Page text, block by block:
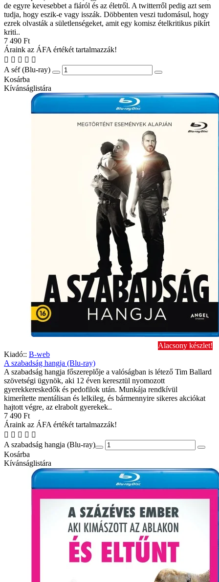
de egyre kevesebbet a fiáról és az életről. A twitterről pedig azt sem
tudja, hogy eszik-e vagy isszák. Döbbenten veszi tudomásul, hogy
ezrek olvasták a sületlenségeket, amit egy komisz ételkritikus pikírt
kriti..
7 490 Ft
Áraink az ÁFA értékét tartalmazzák!
A séf (Blu-ray)
Kosárba
Kívánságlistára
Alacsony készlet!
Kiadó:: B-web
A szabadság hangja (Blu-ray)
A szabadság hangja főszereplője a valóságban is létező Tim Ballard
szövetségi ügynök, aki 12 éven keresztül nyomozott
gyerekkereskedők és pedofilok után. Munkája rendkívül
kimerítette mentálisan és lelkileg, és bármennyire sikeres akciókat
hajtott végre, az elrabolt gyerekek..
7 490 Ft
Áraink az ÁFA értékét tartalmazzák!
A szabadság hangja (Blu-ray)
Kosárba
Kívánságlistára